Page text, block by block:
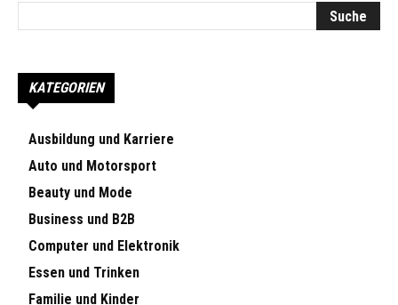
KATEGORIEN
Ausbildung und Karriere
Auto und Motorsport
Beauty und Mode
Business und B2B
Computer und Elektronik
Essen und Trinken
Familie und Kinder